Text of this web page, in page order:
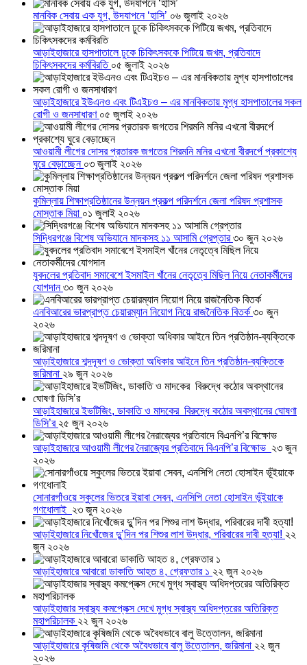
মানবিক সেবায় এক যুগ, উদযাপনে ‘হাসি’ ০৬ জুলাই ২০২৬
আড়াইহাজারে হাসপাতালে ঢুকে চিকিৎসককে পিটিয়ে জখম, প্রতিবাদে
চিকিৎসকদের কর্মবিরতি ০৫ জুলাই ২০২৬
আড়াইহাজারে ইউএনও এবং টিএইচও – এর মানবিকতায় মুগ্ধ হাসপাতালের সকল
রোগী ও জনসাধারণ ০৫ জুলাই ২০২৬
আওয়ামী লীগের দোসর প্রতারক জগতের শিরমনি মনির এখনো বীরদর্পে প্রকাশ্যে
ঘুরে বেড়াচ্ছেন ০৩ জুলাই ২০২৬
কুমিল্লায় শিক্ষাপ্রতিষ্ঠানের উন্নয়ন প্রকল্প পরিদর্শনে জেলা পরিষদ প্রশাসক
মোস্তাক মিয়া ০১ জুলাই ২০২৬
সিদ্ধিরগঞ্জে বিশেষ অভিযানে মাদকসহ ১১ আসামি গ্রেপ্তার৩০ জুন ২০২৬
যুবদলের প্রতিবাদ সমাবেশে ইসমাইল খাঁনের নেতৃত্বে মিছিল নিয়ে নেতাকর্মীদের
যোগদান৩০ জুন ২০২৬
এনবিআরের ভারপ্রাপ্ত চেয়ারম্যান নিয়োগ নিয়ে রাজনৈতিক বিতর্ক ৩০ জুন
২০২৬
আড়াইহাজারে শব্দদূষণ ও ভোক্তা অধিকার আইনে তিন প্রতিষ্ঠান-ব্যক্তিকে
জরিমানা ২৯ জুন ২০২৬
আড়াইহাজারে ইভটিজিং, ডাকাতি ও মাদকের বিরুদ্ধে কঠোর অবস্থানের ঘোষণা
ডিসি’র ২৫ জুন ২০২৬
আড়াইহাজারে আওয়ামী লীগের নৈরাজ্যের প্রতিবাদে বিএনপি’র বিক্ষোভ ২৩ জুন
২০২৬
সোনারগাঁওয়ে স্কুলের ভিতরে ইয়াবা সেবন, এনসিপি নেতা হোসাইন ভূঁইয়াকে
গণধোলাই ২৩ জুন ২০২৬
আড়াইহাজারে নিখোঁজের দুু’দিন পর শিশুর লাশ উদ্ধার, পরিবারের দাবী হত্যা! ২২
জুন ২০২৬
আড়াইহাজারে আবারো ডাকাতি আহত ৪, গ্রেফতার ১ ২২ জুন ২০২৬
আড়াইহাজার স্বাস্থ্য কমপ্লেক্স দেখে মুগ্ধ স্বাস্থ্য অধিদপ্তরের অতিরিক্ত
মহাপরিচালক ২২ জুন ২০২৬
আড়াইহাজারে কৃষিজমি থেকে অবৈধভাবে বালু উত্তোলন, জরিমানা ২২ জুন
২০২৬